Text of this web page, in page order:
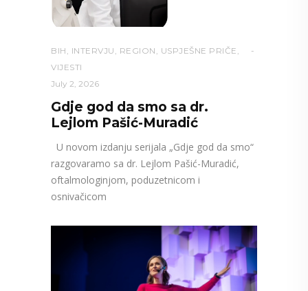
BIH INTERVJU REGION USPJEŠNE PRIČE
VIJESTI
July 2, 2026
Gdje god da smo sa dr.
Lejlom Pašić-Muradić
U novom izdanju serijala „Gdje god da smo“
razgovaramo sa dr. Lejlom Pašić-Muradić,
oftalmologinjom, poduzetnicom i
osnivačicom